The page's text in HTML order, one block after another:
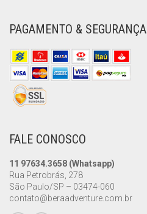
PAGAMENTO & SEGURANÇA
FALE CONOSCO
11 97634.3658 (Whatsapp)
Rua Petrobrás, 278
São Paulo/SP – 03474-060
contato@beraadventure.com.br